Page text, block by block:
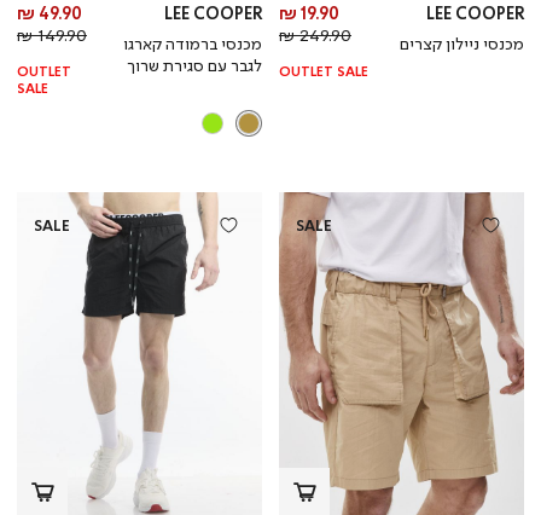
LEE COOPER
מכנסי ניילון קצרים
מחיר
מוצר
19.90 ₪
מחיר
רגיל
249.90 ₪
OUTLET SALE
LEE COOPER
מכנסי ברמודה קארגו
לגבר עם סגירת שרוך
49.90 ₪
149.90 ₪
OUTLET
SALE
SALE
SALE